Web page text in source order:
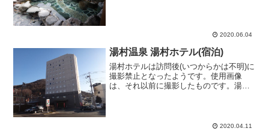
2020.06.04
湯村温泉 湯村ホテル(宿泊)
湯村ホテルは訪問後(いつからかは不明)に
撮影禁止となったようです。使用画像
は、それ以前に撮影したものです。湯村
2020.04.11